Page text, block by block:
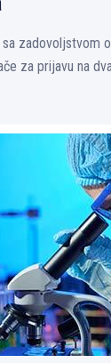
sa zadovoljstvom
za prijavu na